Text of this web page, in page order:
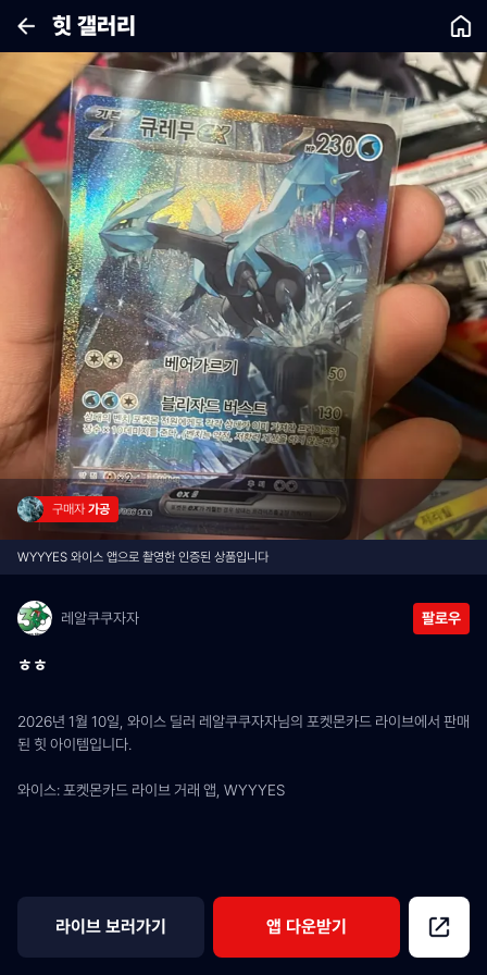
힛 갤러리
구매자 가공
WYYYES 와이스 앱으로 촬영한 인증된 상품입니다
레알쿠쿠자자 팔로우
ㅎㅎ
2026년 1월 10일, 와이스 딜러 레알쿠쿠자자님의 포켓몬카드 라이브에서 판매
된 힛 아이템입니다.
와이스: 포켓몬카드 라이브 거래 앱, WYYYES
라이브 보러가기 앱 다운받기